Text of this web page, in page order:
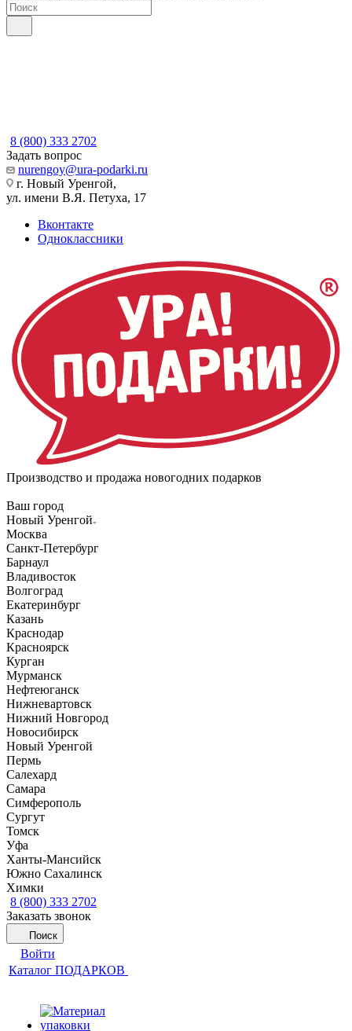
8 (800) 333 2702
Задать вопрос
nurengoy@ura-podarki.ru
г. Новый Уренгой,
ул. имени В.Я. Петуха, 17
Вконтакте
Одноклассники
Производство и продажа новогодних подарков
Ваш город
Новый Уренгой
Москва
Санкт-Петербург
Барнаул
Владивосток
Волгоград
Екатеринбург
Казань
Краснодар
Красноярск
Курган
Мурманск
Нефтеюганск
Нижневартовск
Нижний Новгород
Новосибирск
Новый Уренгой
Пермь
Салехард
Самара
Симферополь
Сургут
Томск
Уфа
Ханты-Мансийск
Южно Сахалинск
Химки
8 (800) 333 2702
Заказать звонок
Поиск
Войти
Каталог ПОДАРКОВ